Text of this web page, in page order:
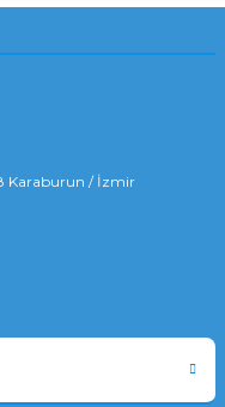
Karaburun / İzmir